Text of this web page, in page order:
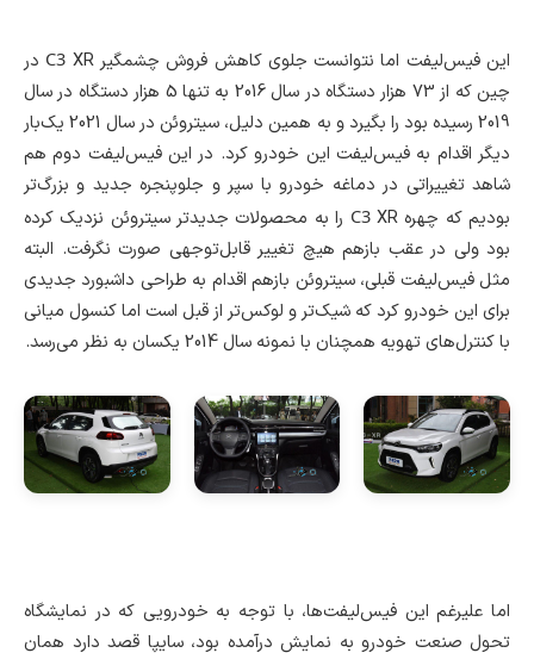
این فیس‌لیفت اما نتوانست جلوی کاهش فروش چشمگیر C3 XR در
چین که از 73 هزار دستگاه در سال 2016 به تنها 5 هزار دستگاه در سال
2019 رسیده بود را بگیرد و به همین دلیل، سیتروئن در سال 2021 یک‌بار
دیگر اقدام به فیس‌لیفت این خودرو کرد. در این فیس‌لیفت دوم هم
شاهد تغییراتی در دماغه خودرو با سپر و جلوپنجره جدید و بزرگ‌تر
بودیم که چهره
C3 XR را به محصولات جدیدتر سیتروئن نزدیک کرده
بود ولی در عقب بازهم هیچ تغییر قابل‌توجهی صورت نگرفت. البته
مثل فیس‌لیفت قبلی، سیتروئن بازهم اقدام به طراحی داشبورد جدیدی
برای این خودرو کرد که شیک‌تر و لوکس‌تر از قبل است اما کنسول میانی
با کنترل‌های تهویه همچنان با نمونه سال 2014 یکسان به نظر می‌رسد.
اما علیرغم این فیس‌لیفت‌ها، با توجه به خودرویی که در نمایشگاه
تحول صنعت خودرو به نمایش درآمده بود، سایپا قصد دارد همان